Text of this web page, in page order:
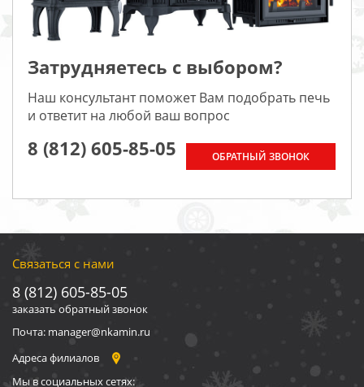
Затрудняетесь с выбором?
Наш консультант поможет Вам подобрать печь
и ответит на любой ваш вопрос
8 (812) 605-85-05 ОБРАТНЫЙ ЗВОНОК
Связаться с нами
8 (812) 605-85-05
заказать обратный звонок
Почта: manager@nkamin.ru
Адреса филиалов
Мы в социальных сетях: